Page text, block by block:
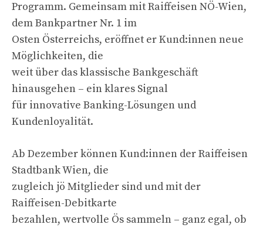
Programm. Gemeinsam mit Raiffeisen NÖ-Wien,
dem Bankpartner Nr. 1 im
Osten Österreichs, eröffnet er Kund:innen neue
Möglichkeiten, die
weit über das klassische Bankgeschäft
hinausgehen – ein klares Signal
für innovative Banking-Lösungen und
Kundenloyalität.
Ab Dezember können Kund:innen der Raiffeisen
Stadtbank Wien, die
zugleich jö Mitglieder sind und mit der
Raiffeisen-Debitkarte
bezahlen, wertvolle Ös sammeln – ganz egal, ob